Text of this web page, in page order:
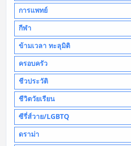
การแพทย์
กีฬา
ข้ามเวลา ทะลุมิติ
ครอบครัว
ชีวประวัติ
ชีวิตวัยเรียน
ซีรี่ส์วาย/LGBTQ
ดราม่า